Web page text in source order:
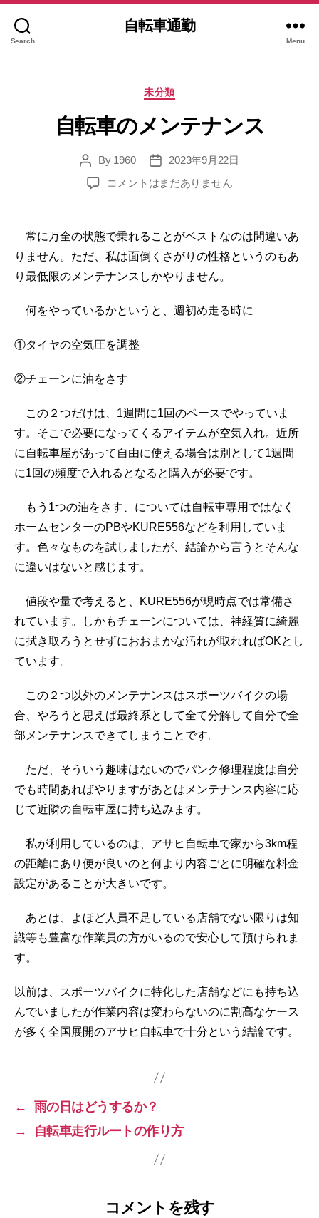
Search
自転車通勤
Menu
Categories
未分類
自転車のメンテナンス
Post
author
By 1960
Post
date
2023年9月22日
自
メ
ン
テ
ン
へ
の
コメントはまだありません
常に万全の状態で乗れることがベストなのは間違いあ
りません。ただ、私は面倒くさがりの性格というのもあ
り最低限のメンテナンスしかやりません。
何をやっているかというと、週初め走る時に
①タイヤの空気圧を調整
②チェーンに油をさす
この２つだけは、1週間に1回のペースでやっていま
す。そこで必要になってくるアイテムが空気入れ。近所
に自転車屋があって自由に使える場合は別として1週間
に1回の頻度で入れるとなると購入が必要です。
もう1つの油をさす、については自転車専用ではなく
ホームセンターのPBやKURE556などを利用していま
す。色々なものを試しましたが、結論から言うとそんな
に違いはないと感じます。
値段や量で考えると、KURE556が現時点では常備さ
れています。しかもチェーンについては、神経質に綺麗
に拭き取ろうとせずにおおまかな汚れが取れればOKとし
ています。
この２つ以外のメンテナンスはスポーツバイクの場
合、やろうと思えば最終系として全て分解して自分で全
部メンテナンスできてしまうことです。
ただ、そういう趣味はないのでパンク修理程度は自分
でも時間あればやりますがあとはメンテナンス内容に応
じて近隣の自転車屋に持ち込みます。
私が利用しているのは、アサヒ自転車で家から3km程
の距離にあり便が良いのと何より内容ごとに明確な料金
設定があることが大きいです。
あとは、よほど人員不足している店舗でない限りは知
識等も豊富な作業員の方がいるので安心して預けられま
す。
以前は、スポーツバイクに特化した店舗などにも持ち込
んでいましたが作業内容は変わらないのに割高なケース
が多く全国展開のアサヒ自転車で十分という結論です。
←
雨の日はどうするか？
→
自転車走行ルートの作り方
コメントを残す